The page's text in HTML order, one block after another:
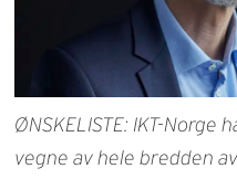
ØNSKELISTE: IKT-Norge
vegne av hele bredden